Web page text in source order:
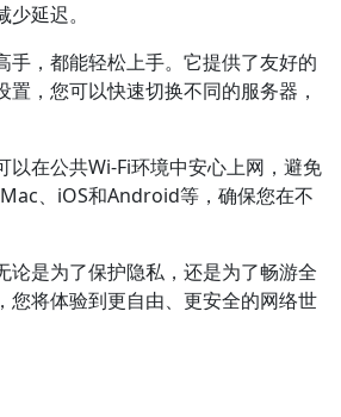
延迟。
，都能轻松上手。它提供了友好的
，您可以快速切换不同的服务器，
在公共Wi-Fi环境中安心上网，避免
、iOS和Android等，确保您在不
是为了保护隐私，还是为了畅游全
您将体验到更自由、更安全的网络世